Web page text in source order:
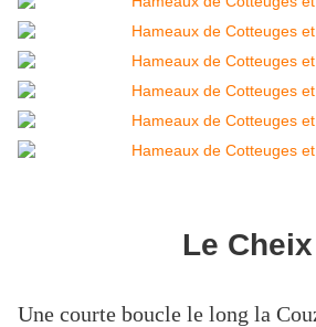
Le Cheix
Une courte boucle le long la